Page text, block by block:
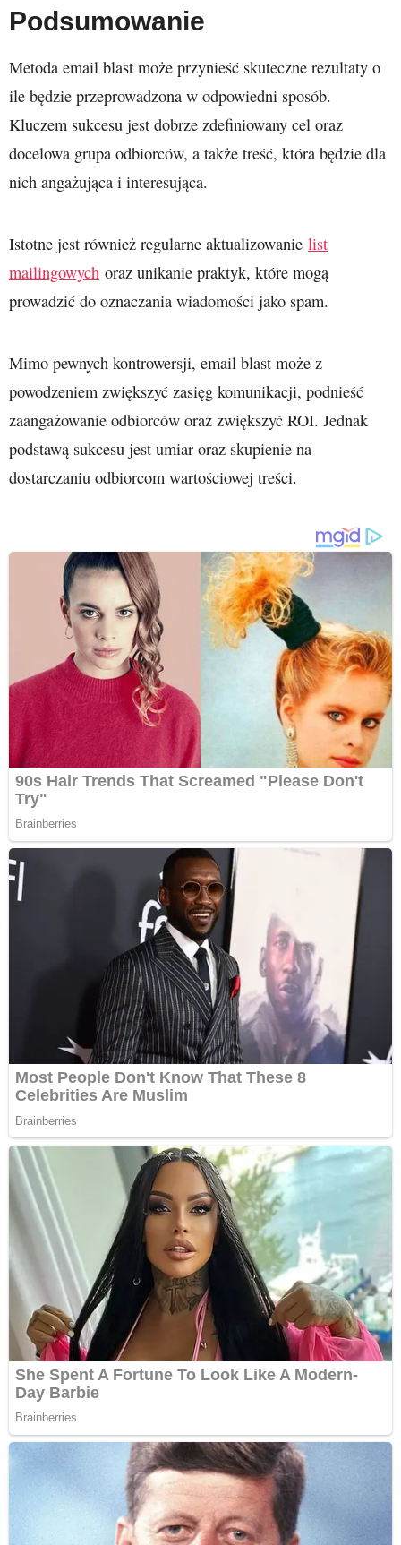
Podsumowanie
Metoda email blast może przynieść skuteczne rezultaty o
ile będzie przeprowadzona w odpowiedni sposób.
Kluczem sukcesu jest dobrze zdefiniowany cel oraz
docelowa grupa odbiorców, a także treść, która będzie dla
nich angażująca i interesująca.
Istotne jest również regularne aktualizowanie list
mailingowych oraz unikanie praktyk, które mogą
prowadzić do oznaczania wiadomości jako spam.
Mimo pewnych kontrowersji, email blast może z
powodzeniem zwiększyć zasięg komunikacji, podnieść
zaangażowanie odbiorców oraz zwiększyć ROI. Jednak
podstawą sukcesu jest umiar oraz skupienie na
dostarczaniu odbiorcom wartościowej treści.